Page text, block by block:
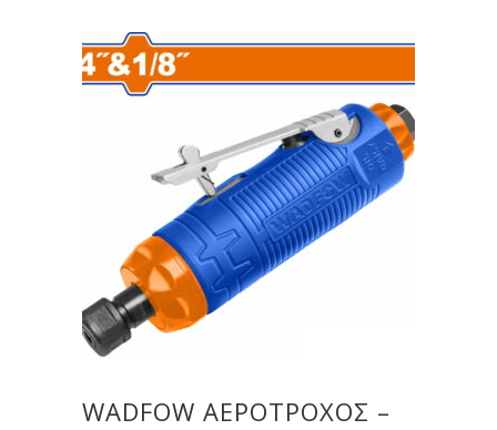
WADFOW ΑΕΡΟΤΡΟΧΟΣ –